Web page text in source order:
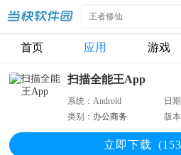
首页 应用 游戏
扫描全能王App
系统：Android 日
类别： 办公商务 版
立即下载